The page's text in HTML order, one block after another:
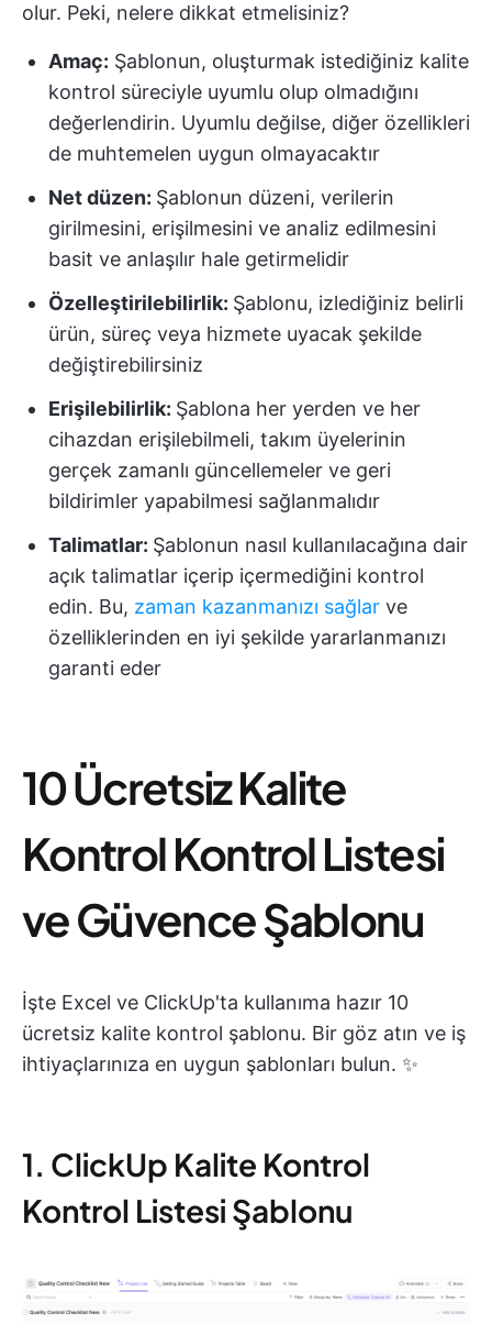
olur. Peki, nelere dikkat etmelisiniz?
Amaç: Şablonun, oluşturmak istediğiniz kalite
kontrol süreciyle uyumlu olup olmadığını
değerlendirin. Uyumlu değilse, diğer özellikleri
de muhtemelen uygun olmayacaktır
Net düzen: Şablonun düzeni, verilerin
girilmesini, erişilmesini ve analiz edilmesini
basit ve anlaşılır hale getirmelidir
Özelleştirilebilirlik: Şablonu, izlediğiniz belirli
ürün, süreç veya hizmete uyacak şekilde
değiştirebilirsiniz
Erişilebilirlik: Şablona her yerden ve her
cihazdan erişilebilmeli, takım üyelerinin
gerçek zamanlı güncellemeler ve geri
bildirimler yapabilmesi sağlanmalıdır
Talimatlar: Şablonun nasıl kullanılacağına dair
açık talimatlar içerip içermediğini kontrol
edin. Bu, zaman kazanmanızı sağlar ve
özelliklerinden en iyi şekilde yararlanmanızı
garanti eder
10 Ücretsiz Kalite
Kontrol Kontrol Listesi
ve Güvence Şablonu
İşte Excel ve ClickUp'ta kullanıma hazır 10
ücretsiz kalite kontrol şablonu. Bir göz atın ve iş
ihtiyaçlarınıza en uygun şablonları bulun. ✨
1. ClickUp Kalite Kontrol
Kontrol Listesi Şablonu